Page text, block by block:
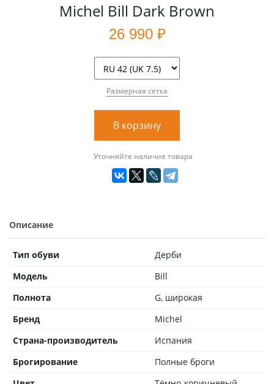
Michel Bill Dark Brown
26 990 ₽
Размерная сетка
В корзину
Уточняйте наличие товара
Описание
Тип обуви
Дерби
Модель
Bill
Полнота
G, широкая
Бренд
Michel
Страна-производитель
Испания
Брогирование
Полные броги